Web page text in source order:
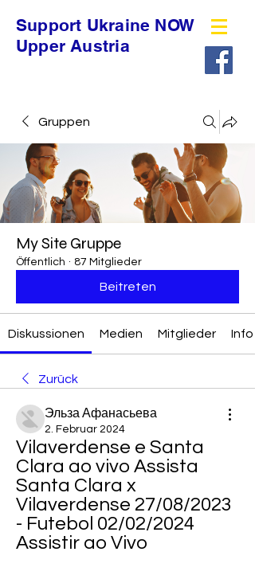
Support Ukraine NOW
Upper Austria
Gruppen
My Site Gruppe
Öffentlich · 87 Mitglieder
Beitreten
Diskussionen Medien Mitglieder Info
Zurück
Эльза Афанасьева
2. Februar 2024
Vilaverdense e Santa
Clara ao vivo Assista
Santa Clara x
Vilaverdense 27/08/2023
- Futebol 02/02/2024
Assistir ao Vivo